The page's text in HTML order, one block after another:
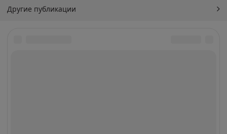
Другие публикации